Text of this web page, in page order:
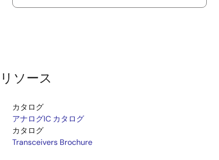
リソース
カタログ
アナログIC カタログ
カタログ
Transceivers Brochure